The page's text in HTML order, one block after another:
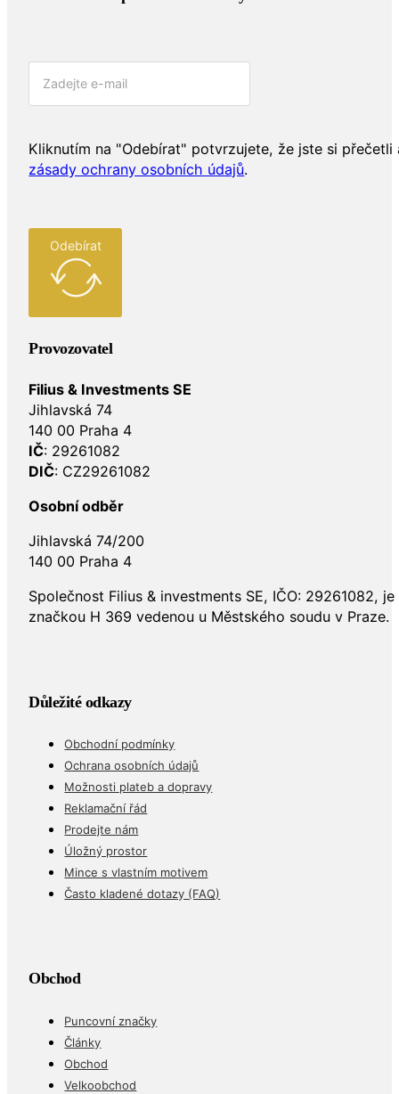
Kliknutím na "Odebírat" potvrzujete, že jste si přečetli
zásady ochrany osobních údajů.
Odebírat
Provozovatel
Filius & Investments SE
Jihlavská 74
140 00 Praha 4
IČ: 29261082
DIČ: CZ29261082
Osobní odběr
Jihlavská 74/200
140 00 Praha 4
Společnost Filius & investments SE, IČO: 29261082,
značkou H 369 vedenou u Městského soudu v Praze.
Důležité odkazy
Obchodní podmínky
Ochrana osobních údajů
Možnosti plateb a dopravy
Reklamační řád
Prodejte nám
Úložný prostor
Mince s vlastním motivem
Často kladené dotazy (FAQ)
Obchod
Puncovní značky
Články
Obchod
Velkoobchod